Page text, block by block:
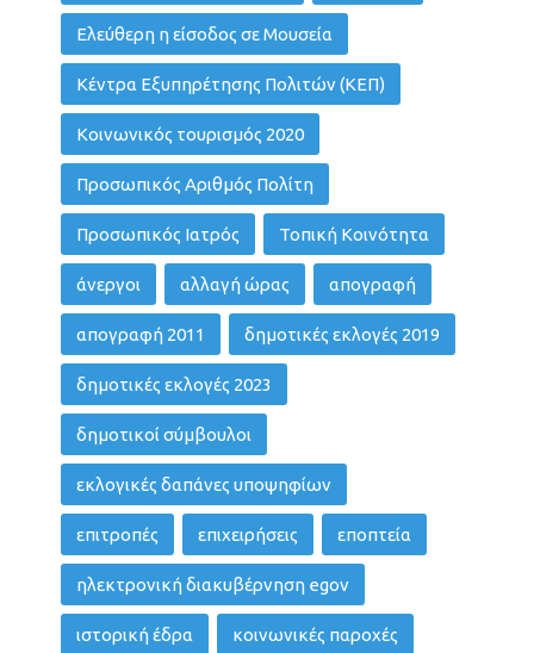
Ελεύθερη η είσοδος σε Μουσεία
Κέντρα Εξυπηρέτησης Πολιτών (ΚΕΠ)
Κοινωνικός τουρισμός 2020
Προσωπικός Αριθμός Πολίτη
Προσωπικός Ιατρός Τοπική Κοινότητα
άνεργοι αλλαγή ώρας απογραφή
απογραφή 2011 δημοτικές εκλογές 2019
δημοτικές εκλογές 2023
δημοτικοί σύμβουλοι
εκλογικές δαπάνες υποψηφίων
επιτροπές επιχειρήσεις εποπτεία
ηλεκτρονική διακυβέρνηση egov
ιστορική έδρα κοινωνικές παροχές